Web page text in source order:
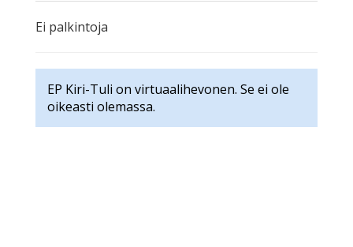
Ei palkintoja
EP Kiri-Tuli on virtuaalihevonen. Se ei ole
oikeasti olemassa.